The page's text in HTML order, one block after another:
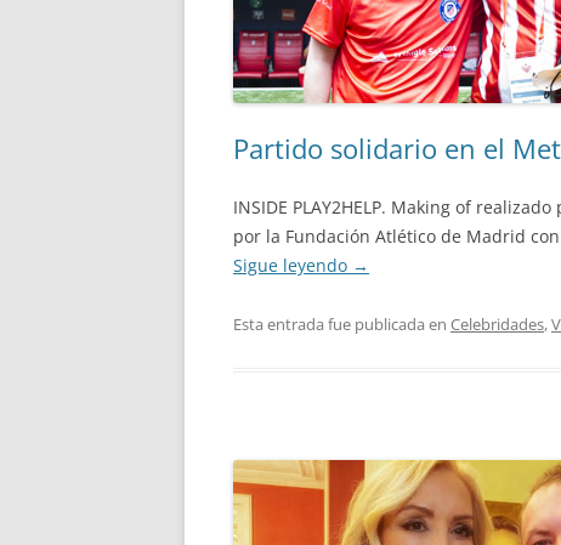
Partido solidario en el
INSIDE PLAY2HELP. Making of
por la Fundación Atlético de Madrid
Sigue leyendo →
Esta entrada fue publicada en Celebridades,